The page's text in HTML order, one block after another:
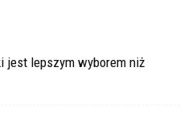
jest lepszym wyborem niż